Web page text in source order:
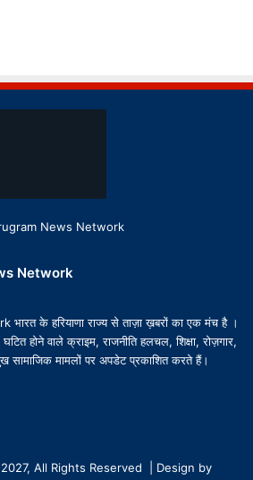
News Network
Network
के हरियाणा राज्य से ताज़ा ख़बरों का एक मंच है ।
होने वाले क्राइम, राजनीति हलचल, शिक्षा, रोज़गार,
मामलों पर अपडेट प्रकाशित करते हैं।
All Rights Reserved | Design by